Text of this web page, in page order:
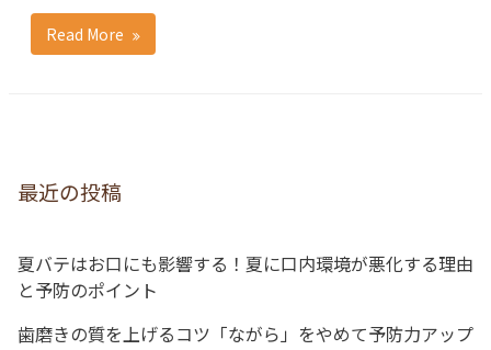
Read More
最近の投稿
夏バテはお口にも影響する！夏に口内環境が悪化する理由
と予防のポイント
歯磨きの質を上げるコツ「ながら」をやめて予防力アップ